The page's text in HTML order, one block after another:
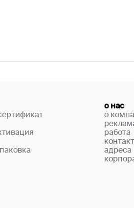
о нас
о
работа
адреса